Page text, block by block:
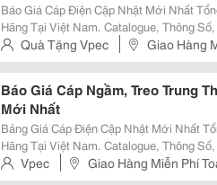
Báo Giá Cáp Điện Cập Nhật Mới Nhất Tổng Hợp Báo Giá Cáp Điện Của Các
Hãng Tại Việt Nam. Catalogue, Thông
Mức... Xem Tiếp Website Cung Cấp Uy Tín &Amp; Chuyên Nghiệp: Vpec.vn
Báo Giá Dây &Amp; Cáp Điện
Quà Tặng Vpec Giao Hàng
Báo Giá Cáp Ngầm, Treo Trung
Mới Nhất
Bảng Giá Cáp Điện Cập Nhật Mới Nhất Tổng Hợp Báo Giá Cáp Điện Của Các
Hãng Tại Việt Nam. Catalogue, Thông
Mức... Xem Tiếp Website Cung Cấp Uy Tín &Amp; Chuyên Nghiệp: Vpec.vn
Báo Giá Dây &Amp; Cáp Điện
Vpec Giao Hàng Miễn Phí